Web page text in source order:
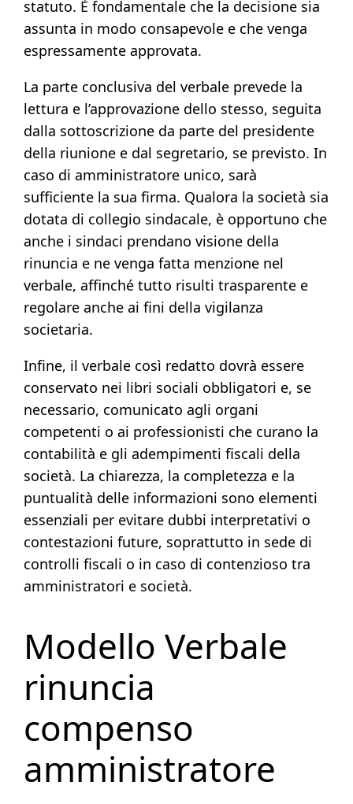
statuto. È fondamentale che la decisione sia
assunta in modo consapevole e che venga
espressamente approvata.
La parte conclusiva del verbale prevede la
lettura e l’approvazione dello stesso, seguita
dalla sottoscrizione da parte del presidente
della riunione e dal segretario, se previsto. In
caso di amministratore unico, sarà
sufficiente la sua firma. Qualora la società sia
dotata di collegio sindacale, è opportuno che
anche i sindaci prendano visione della
rinuncia e ne venga fatta menzione nel
verbale, affinché tutto risulti trasparente e
regolare anche ai fini della vigilanza
societaria.
Infine, il verbale così redatto dovrà essere
conservato nei libri sociali obbligatori e, se
necessario, comunicato agli organi
competenti o ai professionisti che curano la
contabilità e gli adempimenti fiscali della
società. La chiarezza, la completezza e la
puntualità delle informazioni sono elementi
essenziali per evitare dubbi interpretativi o
contestazioni future, soprattutto in sede di
controlli fiscali o in caso di contenzioso tra
amministratori e società.
Modello Verbale
rinuncia
compenso
amministratore